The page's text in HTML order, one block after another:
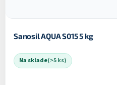
Sanosil AQUA S015 5 kg
Na sklade(>5 ks)